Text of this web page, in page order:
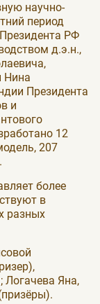
научно-
период
РФ
д.э.н.,
Нина
Президента
и
12
207
более
в
разных
Логачева Яна,